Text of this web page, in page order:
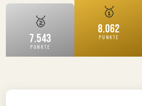
🥈
7.543
PUNKTE
🥇
8.062
PUNKTE